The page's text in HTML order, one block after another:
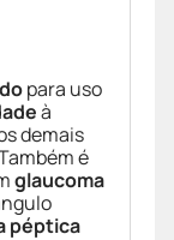
para uso
à
demais
é
glaucoma
péptica